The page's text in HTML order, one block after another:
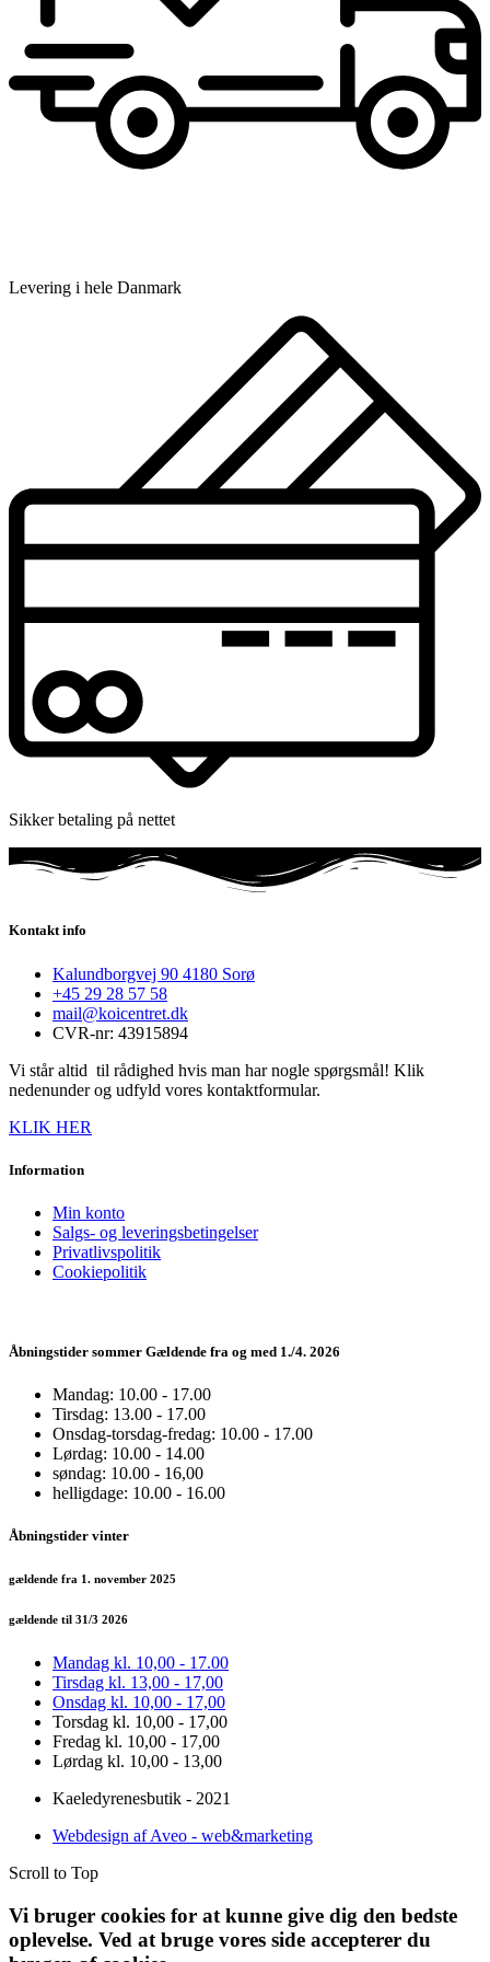
Levering i hele Danmark
Sikker betaling på nettet
Kontakt info
Kalundborgvej 90 4180 Sorø
+45 29 28 57 58
mail@koicentret.dk
CVR-nr: 43915894
Vi står altid til rådighed hvis man har nogle spørgsmål! Klik
nedenunder og udfyld vores kontaktformular.
KLIK HER
Information
Min konto
Salgs- og leveringsbetingelser
Privatlivspolitik
Cookiepolitik
Åbningstider sommer Gældende fra og med 1./4. 2026
Mandag: 10.00 - 17.00
Tirsdag: 13.00 - 17.00
Onsdag-torsdag-fredag: 10.00 - 17.00
Lørdag: 10.00 - 14.00
søndag: 10.00 - 16,00
helligdage: 10.00 - 16.00
Åbningstider vinter
gældende fra 1. november 2025
gældende til 31/3 2026
Mandag kl. 10,00 - 17.00
Tirsdag kl. 13,00 - 17,00
Onsdag kl. 10,00 - 17,00
Torsdag kl. 10,00 - 17,00
Fredag kl. 10,00 - 17,00
Lørdag kl. 10,00 - 13,00
Kaeledyrenesbutik - 2021
Webdesign af Aveo - web&marketing
Scroll to Top
Vi bruger cookies for at kunne give dig den bedste
oplevelse. Ved at bruge vores side accepterer du